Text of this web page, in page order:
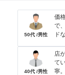
50代 /男性
価
で
ド
40代 /男性
店
て
寧。